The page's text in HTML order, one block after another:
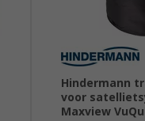
Hindermann
voor
Maxview